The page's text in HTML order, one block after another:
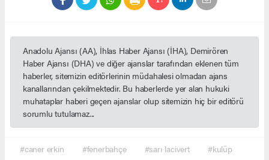
Anadolu Ajansı (AA), İhlas Haber Ajansı (İHA), Demirören
Haber Ajansı (DHA) ve diğer ajanslar tarafından eklenen tüm
haberler, sitemizin editörlerinin müdahalesi olmadan ajans
kanallarından çekilmektedir. Bu haberlerde yer alan hukuki
muhataplar haberi geçen ajanslar olup sitemizin hiç bir editörü
sorumlu tutulamaz...
#caner erkin #fenerbahçe #sarı lacivert #kulüp